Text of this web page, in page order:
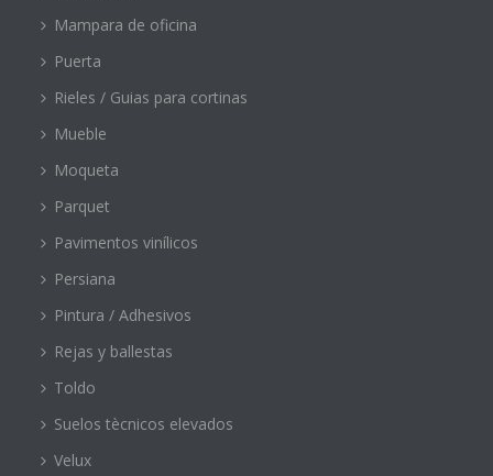
Mampara de oficina
Puerta
Rieles / Guias para cortinas
Mueble
Moqueta
Parquet
Pavimentos vinílicos
Persiana
Pintura / Adhesivos
Rejas y ballestas
Toldo
Suelos tècnicos elevados
Velux